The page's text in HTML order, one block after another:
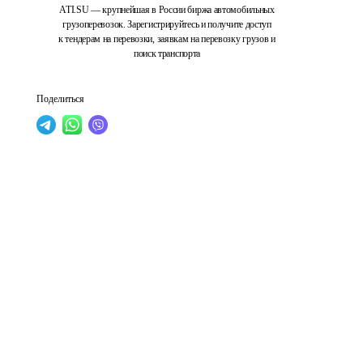
ATI.SU — крупнейшая в России биржа автомобильных
грузоперевозок. Зарегистрируйтесь и получите доступ
к тендерам на перевозки, заявкам на перевозку грузов и
поиск транспорта
Поделиться